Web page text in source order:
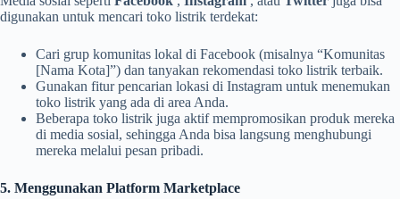
digunakan untuk mencari toko listrik terdekat:
Cari grup komunitas lokal di Facebook (misalnya “Komunitas
[Nama Kota]”) dan tanyakan rekomendasi toko listrik terbaik.
Gunakan fitur pencarian lokasi di Instagram untuk menemukan
toko listrik yang ada di area Anda.
Beberapa toko listrik juga aktif mempromosikan produk mereka
di media sosial, sehingga Anda bisa langsung menghubungi
mereka melalui pesan pribadi.
5. Menggunakan Platform Marketplace